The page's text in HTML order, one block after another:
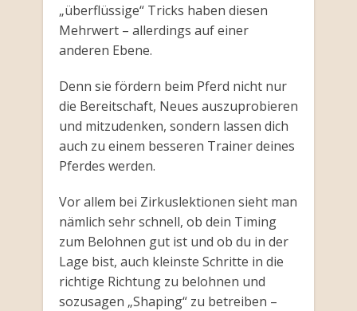
„überflüssige“ Tricks haben diesen
Mehrwert – allerdings auf einer
anderen Ebene.
Denn sie fördern beim Pferd nicht nur
die Bereitschaft, Neues auszuprobieren
und mitzudenken, sondern lassen dich
auch zu einem besseren Trainer deines
Pferdes werden.
Vor allem bei Zirkuslektionen sieht man
nämlich sehr schnell, ob dein Timing
zum Belohnen gut ist und ob du in der
Lage bist, auch kleinste Schritte in die
richtige Richtung zu belohnen und
sozusagen „Shaping“ zu betreiben –